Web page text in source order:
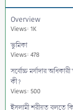
Overview
Views: 1K
ভুমিকা
Views: 478
সর্বোচ্চ মর্যাদার
কী?
Views: 500
ইসলামী শরীয়ত বলতে